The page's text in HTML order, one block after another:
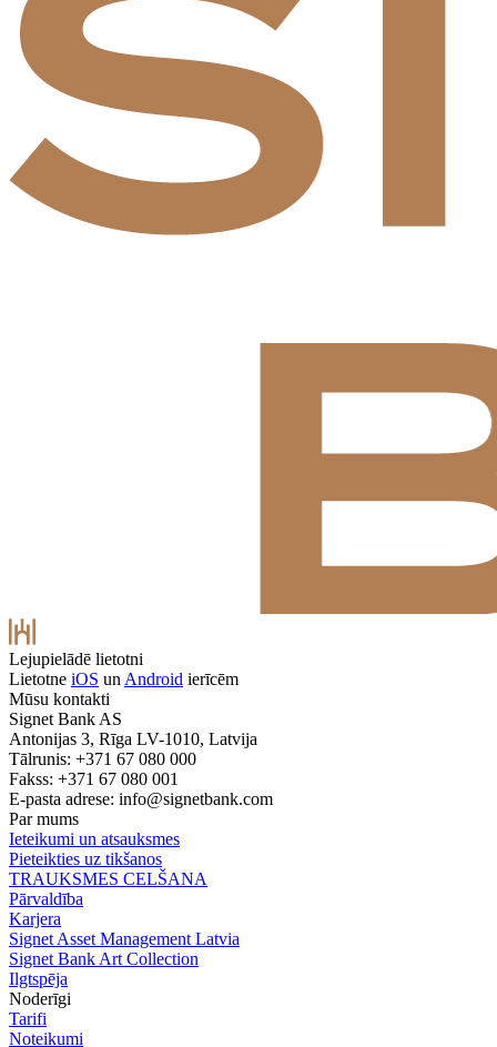
Lejupielādē lietotni
Lietotne iOS un Android ierīcēm
Mūsu kontakti
Signet Bank AS
Antonijas 3, Rīga LV-1010, Latvija
Tālrunis: +371 67 080 000
Fakss: +371 67 080 001
E-pasta adrese: info@signetbank.com
Par mums
Ieteikumi un atsauksmes
Pieteikties uz tikšanos
TRAUKSMES CELŠANA
Pārvaldība
Karjera
Signet Asset Management Latvia
Signet Bank Art Collection
Ilgtspēja
Noderīgi
Tarifi
Noteikumi